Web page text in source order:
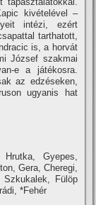
kivételével –
intézi, ezért
tarthatott,
is, a horvát
József szakmai
e a játékosra.
az edzéseken,
ugyanis hat
Gyepes,
Gera, Cheregi,
Fülöp
*Fehér